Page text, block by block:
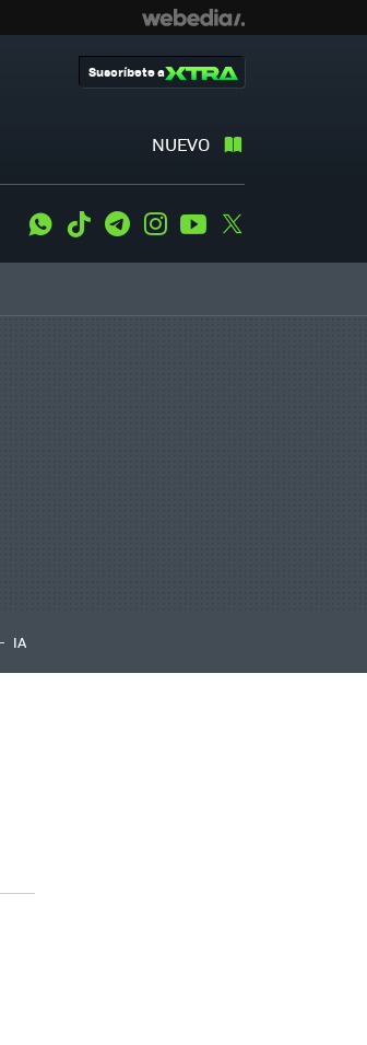
NUEVO
Suscríbete a
WhatsApp
Tiktok TelegramInstagramYoutube
IA